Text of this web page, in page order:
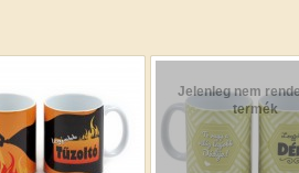
Jelenleg nem
termék